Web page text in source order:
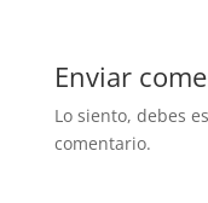
Enviar
Lo siento, debes
comentario.